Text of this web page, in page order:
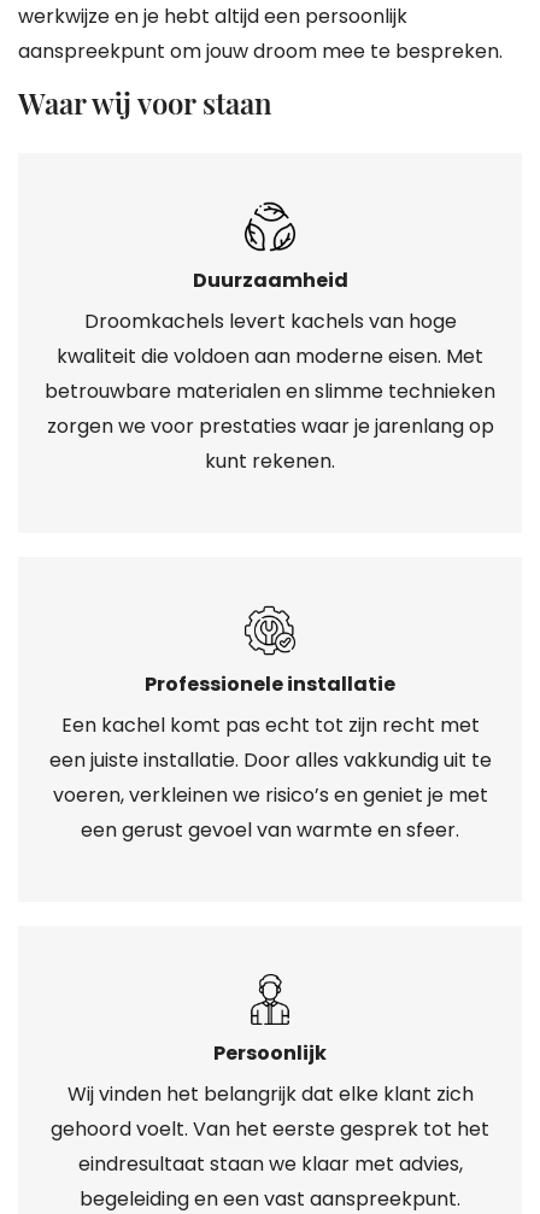
werkwijze en je hebt altijd een persoonlijk
aanspreekpunt om jouw droom mee te bespreken.
Waar wij voor staan
Duurzaamheid
Droomkachels levert kachels van hoge
kwaliteit die voldoen aan moderne eisen. Met
betrouwbare materialen en slimme technieken
zorgen we voor prestaties waar je jarenlang op
kunt rekenen.
Professionele installatie
Een kachel komt pas echt tot zijn recht met
een juiste installatie. Door alles vakkundig uit te
voeren, verkleinen we risico’s en geniet je met
een gerust gevoel van warmte en sfeer.
Persoonlijk
Wij vinden het belangrijk dat elke klant zich
gehoord voelt. Van het eerste gesprek tot het
eindresultaat staan we klaar met advies,
begeleiding en een vast aanspreekpunt.